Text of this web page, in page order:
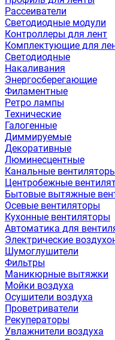
Рассеиватели
Светодиодные модули
Контроллеры для лент
Комплектующие для
Светодиодные
Накаливания
Энергосберегающие
Филаментные
Ретро лампы
Технические
Галогенные
Диммируемые
Декоративные
Люминесцентные
Канальные
Центробежные
Бытовые вытяжные
Осевые вентиляторы
Кухонные вентиляторы
Автоматика для
Электрические
Шумоглушители
Фильтры
Маникюрные вытяжки
Мойки воздуха
Осушители воздуха
Проветриватели
Рекуператоры
Увлажнители воздуха